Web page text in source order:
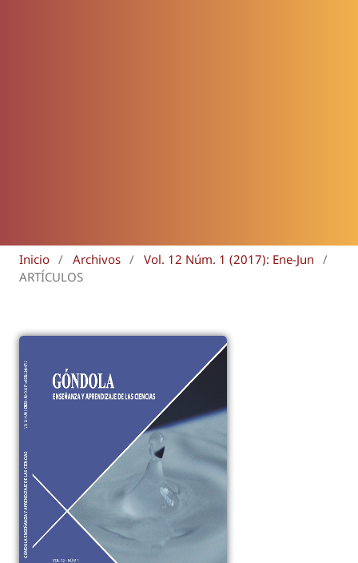
Inicio / Archivos / Vol. 12 Núm. 1 (2017): Ene-Jun
/
ARTÍCULOS